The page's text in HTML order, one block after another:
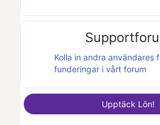
Kolla in andra användares
funderingar i vårt forum
Upptäck Lön!